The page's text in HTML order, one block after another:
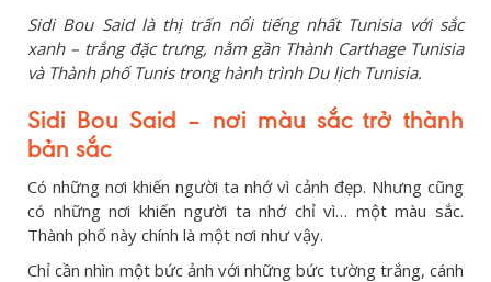
Sidi Bou Said là thị trấn nổi tiếng nhất Tunisia với sắc
xanh – trắng đặc trưng, nằm gần Thành Carthage Tunisia
và Thành phố Tunis trong hành trình Du lịch Tunisia.
Sidi Bou Said – nơi màu sắc trở thành
bản sắc
Có những nơi khiến người ta nhớ vì cảnh đẹp. Nhưng cũng
có những nơi khiến người ta nhớ chỉ vì… một màu sắc.
Thành phố này chính là một nơi như vậy.
Chỉ cần nhìn một bức ảnh với những bức tường trắng, cánh